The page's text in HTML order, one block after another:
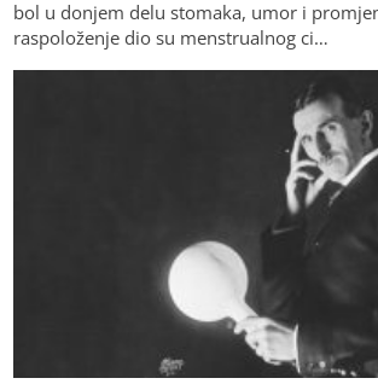
bol u donjem delu stomaka, umor i
raspoloženje dio su menstrualnog ci…